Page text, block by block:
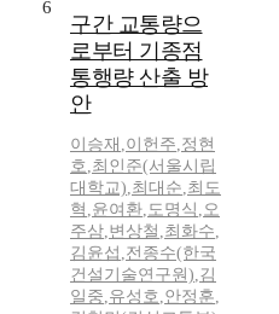
6
구간 교통량으
로부터 기종점
통행량 산출 방
안
이승재 ,이헌주,정현
호,최인준(서울시립
대학교),최대순,최도
혁 ,윤여환,도명식 ,오
주삼,변상철 ,최화수,
김윤섭 ,전종수(한국
건설기술연구원),김
일중,유성호,안정훈,